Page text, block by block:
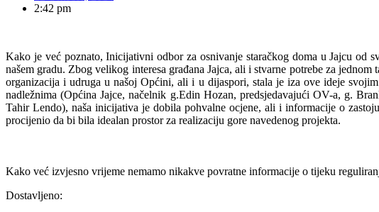
2:42 pm
Kako je već poznato, Inicijativni odbor za osnivanje staračkog doma u Jajcu od
našem gradu. Zbog velikog interesa građana Jajca, ali i stvarne potrebe za
organizacija i udruga u našoj Općini, ali i u dijaspori, stala je iza ove ideje
nadležnima (Općina Jajce, načelnik g.Edin Hozan, predsjedavajući OV-a, g.
Tahir Lendo), naša inicijativa je dobila pohvalne ocjene, ali i informacije o
procijenio da bi bila idealan prostor za realizaciju gore navedenog projekta.
Kako već izvjesno vrijeme nemamo nikakve povratne informacije o tijeku
Dostavljeno: